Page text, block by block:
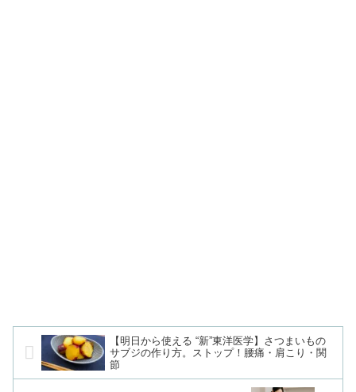
【明日から使える “新”東洋医学】さつまいもの
サブジの作り方。ストップ！腰痛・肩こり・関
節